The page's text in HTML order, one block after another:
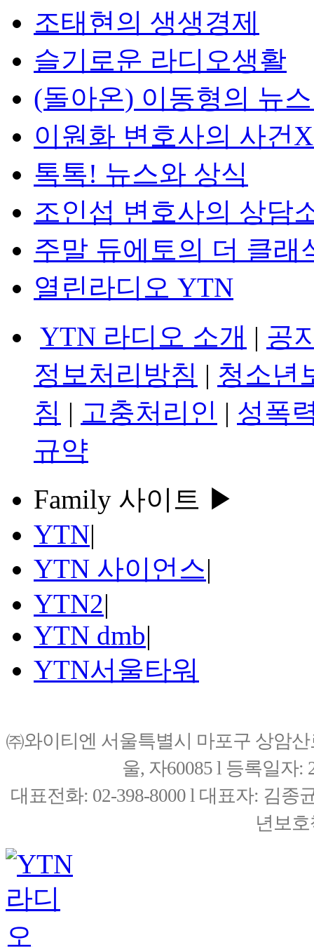
조태현의 생생경제
슬기로운 라디오생활
(돌아온) 이동형의 뉴
이원화 변호사의 사건
톡톡! 뉴스와 상식
조인섭 변호사의 상담
주말 듀에토의 더 클래
열린라디오 YTN
YTN 라디오 소개 | 공
정보처리방침 | 청소년
침 | 고충처리인 | 성폭
규약
Family 사이트 ▶
YTN|
YTN 사이언스|
YTN2|
YTN dmb|
YTN서울타워
㈜와이티엔 서울특별시 마포구 상암
울, 자60085 l 등록일자:
대표전화: 02-398-8000 l 대표자: 김종
년보